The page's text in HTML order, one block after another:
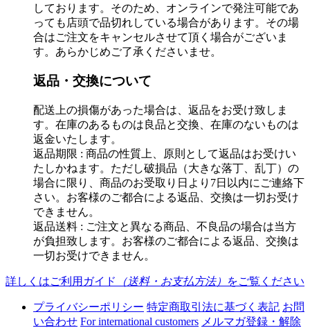
しております。そのため、オンラインで発注可能であ
っても店頭で品切れしている場合があります。その場
合はご注文をキャンセルさせて頂く場合がございま
す。あらかじめご了承くださいませ。
返品・交換について
配送上の損傷があった場合は、返品をお受け致しま
す。在庫のあるものは良品と交換、在庫のないものは
返金いたします。
返品期限 : 商品の性質上、原則として返品はお受けい
たしかねます。ただし破損品（大きな落丁、乱丁）の
場合に限り、商品のお受取り日より7日以内にご連絡下
さい。お客様のご都合による返品、交換は一切お受け
できません。
返品送料 : ご注文と異なる商品、不良品の場合は当方
が負担致します。お客様のご都合による返品、交換は
一切お受けできません。
詳しくはご利用ガイド （送料・お支払方法） をご覧ください
プライバシーポリシー 特定商取引法に基づく表記 お問
い合わせ For international customers メルマガ登録・解除